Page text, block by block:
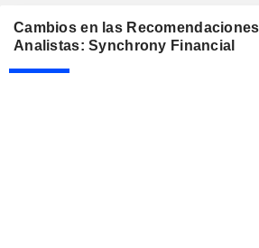
Cambios en las
Analistas: Synchrony Financial